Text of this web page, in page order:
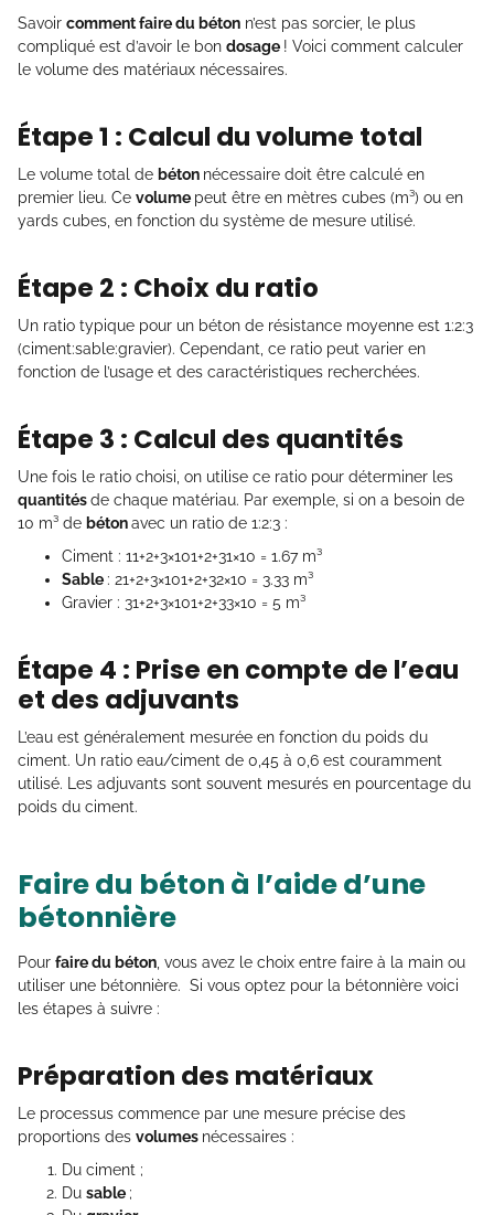
Savoir comment faire du béton n’est pas sorcier, le plus
compliqué est d’avoir le bon dosage ! Voici comment calculer
le volume des matériaux nécessaires.
Étape 1 : Calcul du volume total
Le volume total de béton nécessaire doit être calculé en
premier lieu. Ce volume peut être en mètres cubes (m³) ou en
yards cubes, en fonction du système de mesure utilisé.
Étape 2 : Choix du ratio
Un ratio typique pour un béton de résistance moyenne est 1:2:3
(ciment:sable:gravier). Cependant, ce ratio peut varier en
fonction de l’usage et des caractéristiques recherchées.
Étape 3 : Calcul des quantités
Une fois le ratio choisi, on utilise ce ratio pour déterminer les
quantitésde chaque matériau. Par exemple, si on a besoin de
10 m³ de bétonavec un ratio de 1:2:3 :
Ciment : 11+2+3×101+2+31​×10 = 1.67 m³
Sable : 21+2+3×101+2+32​×10 = 3.33 m³
Gravier : 31+2+3×101+2+33​×10 = 5 m³
Étape 4 : Prise en compte de l’eau
et des adjuvants
L’eau est généralement mesurée en fonction du poids du
ciment. Un ratio eau/ciment de 0,45 à 0,6 est couramment
utilisé. Les adjuvants sont souvent mesurés en pourcentage du
poids du ciment.
Faire du béton à l’aide d’une
bétonnière
Pour faire du béton, vous avez le choix entre faire à la main ou
utiliser une bétonnière. Si vous optez pour la bétonnière voici
les étapes à suivre :
Préparation des matériaux
Le processus commence par une mesure précise des
proportions des volumes nécessaires :
Du ciment ;
Du sable ;